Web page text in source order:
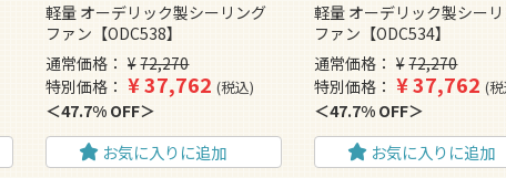
軽量 オーデリック製シーリング
ファン【ODC538】
通常価格
¥ 72,270
特別価格
¥37,762 税込
47.7% OFF
お気に入りに追加
軽量 オーデリック製シー
ファン【ODC534】
通常価格
¥ 72,270
特別価格
¥37,762
47.7% OFF
お気に入りに追加